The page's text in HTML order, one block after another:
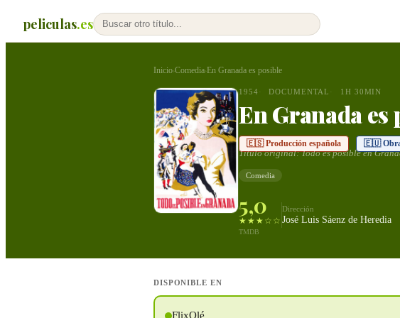
peliculas.es
Inicio›Comedia›En Granada es posible
1954 DOCUMENTAL 1H 30MIN
En Granada es
🇪🇸 Producción española 🇪🇺 Obra
Título original:Todo es posible en
Comedia
5,0
★★★☆☆
TMDB
Dirección
José Luis Sáenz de Heredia
DISPONIBLE EN
FlixOlé